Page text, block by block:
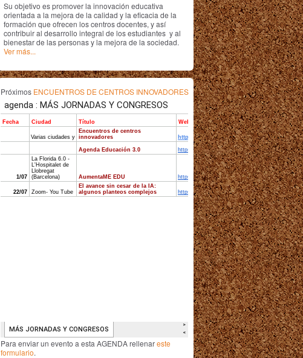
Su objetivo es promover la innovación educativa
orientada a la mejora de la calidad y la eficacia de la
formación que ofrecen los centros docentes, y así
contribuir al desarrollo integral de los estudiantes y al
bienestar de las personas y la mejora de la sociedad.
Ver más...
Próximos ENCUENTROS DE CENTROS INNOVADORES
Para enviar un evento a esta AGENDA rellenareste
formulario.